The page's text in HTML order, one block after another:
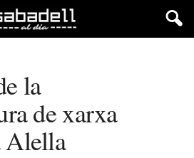
la
de xarxa
Alella